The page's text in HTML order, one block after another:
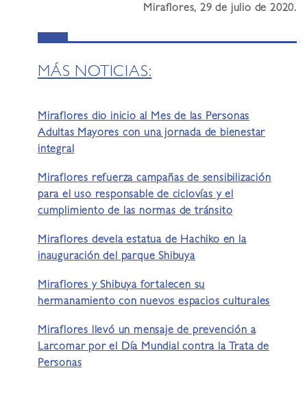
Miraflores, 29 de julio de 2020.
MÁS NOTICIAS:
Miraflores dio inicio al Mes de las Personas
Adultas Mayores con una jornada de bienestar
integral
Miraflores refuerza campañas de sensibilización
para el uso responsable de ciclovías y el
cumplimiento de las normas de tránsito
Miraflores devela estatua de Hachiko en la
inauguración del parque Shibuya
Miraflores y Shibuya fortalecen su
hermanamiento con nuevos espacios culturales
Miraflores llevó un mensaje de prevención a
Larcomar por el Día Mundial contra la Trata de
Personas